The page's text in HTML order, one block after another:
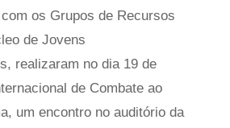
os Grupos de Recursos
de Jovens
realizaram no dia 19 de
de Combate ao
um encontro no auditório da